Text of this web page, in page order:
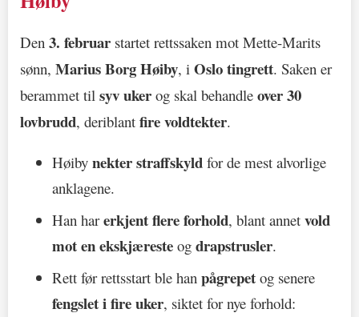
Den 3. februar startet rettssaken mot Mette-Marits
sønn, Marius Borg Høiby, i Oslo tingrett. Saken er
berammet til syv uker og skal behandle over 30
lovbrudd, deriblant fire voldtekter.
Høiby nekter straffskyld for de mest alvorlige
anklagene.
Han harerkjent flere forhold, blant annet vold
mot en ekskjæreste og drapstrusler.
Rett før rettsstart ble han pågrepet og senere
fengslet i fire uker, siktet for nye forhold: